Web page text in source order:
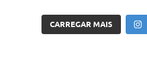
CARREGAR MAIS